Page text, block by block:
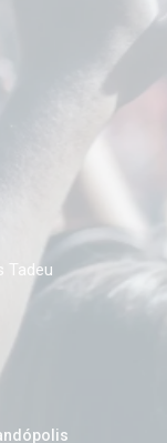
Tadeu